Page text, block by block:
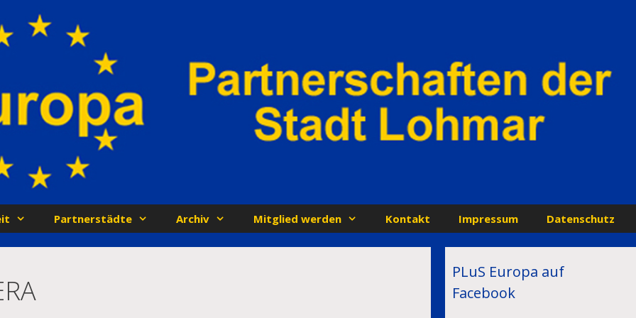
Partnerstädte Archiv Mitglied werden Kontakt Impressum Datenschutz
PLuS Europa auf
Facebook